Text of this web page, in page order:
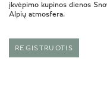
įkvėpimo kupinos dienos
Alpių atmosfera.
REGISTRUOTIS